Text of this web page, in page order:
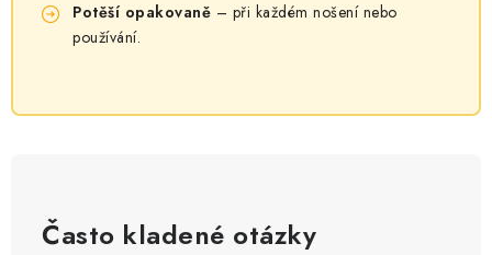
Potěší opakovaně – při každém nošení nebo
používání.
Často kladené otázky